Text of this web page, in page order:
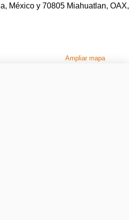
México y 70805 Miahuatlan, OAX,
Ampliar mapa